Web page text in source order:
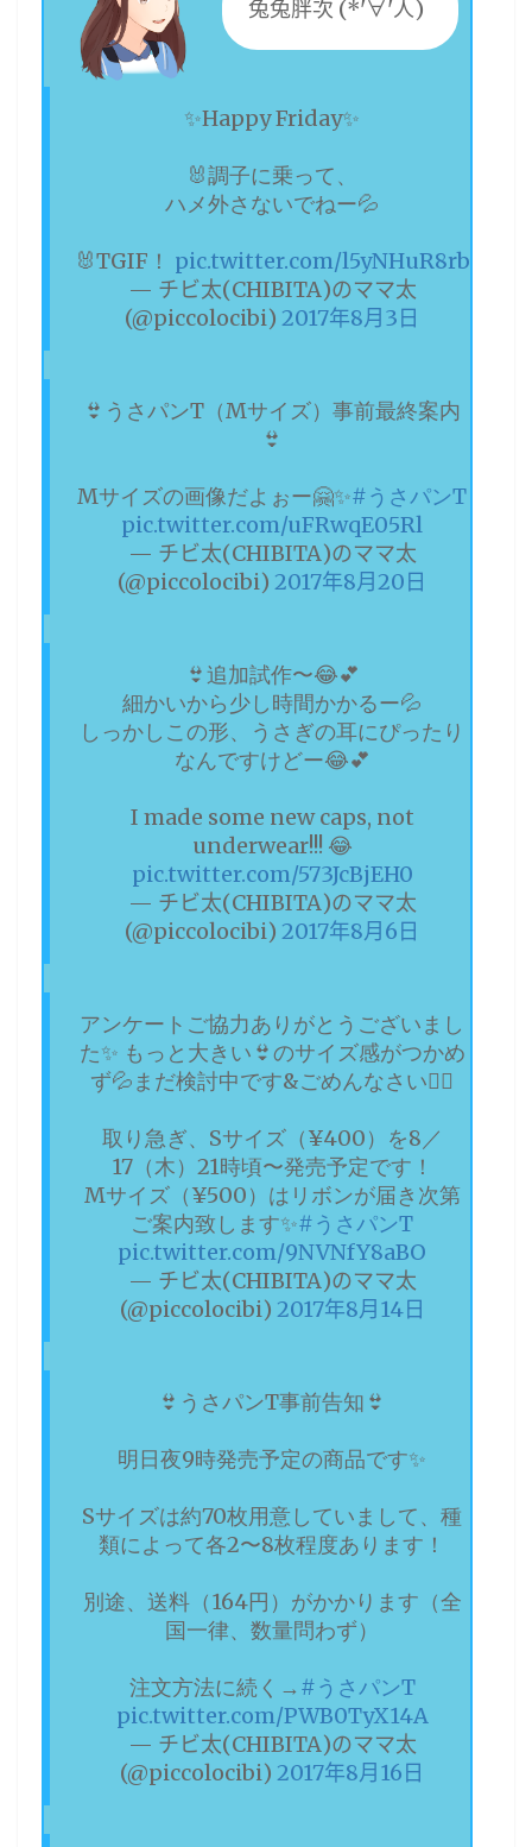
兔兔胖次 (*'∀'人)
✨Happy Friday✨
🐰調子に乗って、
ハメ外さないでねー💦
🐰TGIF！ pic.twitter.com/l5yNHuR8rb
— チビ太(CHIBITA)のママ太
(@piccolocibi) 2017年8月3日
👙うさパンT（Mサイズ）事前最終案内
👙
Mサイズの画像だよぉー🤗✨#うさパンT
pic.twitter.com/uFRwqE05Rl
— チビ太(CHIBITA)のママ太
(@piccolocibi) 2017年8月20日
👙追加試作〜😂💕
細かいから少し時間かかるー💦
しっかしこの形、うさぎの耳にぴったり
なんですけどー😂💕
I made some new caps, not
underwear!!! 😂
pic.twitter.com/573JcBjEH0
— チビ太(CHIBITA)のママ太
(@piccolocibi) 2017年8月6日
アンケートご協力ありがとうございまし
た✨ もっと大きい👙のサイズ感がつかめ
ず💦まだ検討中です&ごめんなさい🙇‍♀️
取り急ぎ、Sサイズ（¥400）を8／
17（木）21時頃〜発売予定です！
Mサイズ（¥500）はリボンが届き次第
ご案内致します✨#うさパンT
pic.twitter.com/9NVNfY8aBO
— チビ太(CHIBITA)のママ太
(@piccolocibi) 2017年8月14日
👙うさパンT事前告知👙
明日夜9時発売予定の商品です✨
Sサイズは約70枚用意していまして、種
類によって各2〜8枚程度あります！
別途、送料（164円）がかかります（全
国一律、数量問わず）
注文方法に続く→#うさパンT
pic.twitter.com/PWB0TyX14A
— チビ太(CHIBITA)のママ太
(@piccolocibi) 2017年8月16日